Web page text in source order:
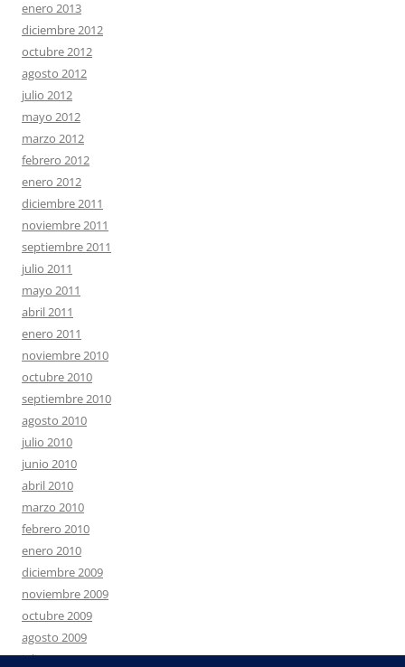
enero 2013
diciembre 2012
octubre 2012
agosto 2012
julio 2012
mayo 2012
marzo 2012
febrero 2012
enero 2012
diciembre 2011
noviembre 2011
septiembre 2011
julio 2011
mayo 2011
abril 2011
enero 2011
noviembre 2010
octubre 2010
septiembre 2010
agosto 2010
julio 2010
junio 2010
abril 2010
marzo 2010
febrero 2010
enero 2010
diciembre 2009
noviembre 2009
octubre 2009
agosto 2009
julio 2009